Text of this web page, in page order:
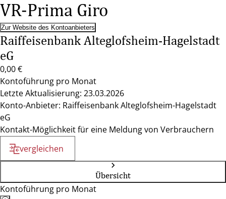
VR-Prima Giro
Zur Website des Kontoanbieters
Raiffeisenbank Alteglofsheim-Hagelstadt
eG
0,00 €
Kontoführung pro Monat
Letzte Aktualisierung: 23.03.2026
Konto-Anbieter: Raiffeisenbank Alteglofsheim-Hagelstadt
eG
Kontakt-Möglichkeit für eine Meldung von Verbrauchern
vergleichen
Übersicht
Kontoführung pro Monat